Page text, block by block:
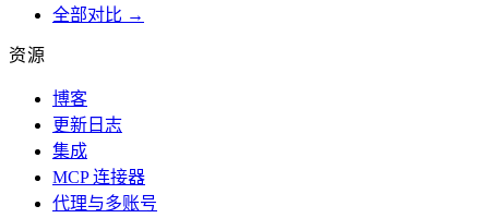
全部对比 →
资源
博客
更新日志
集成
MCP 连接器
代理与多账号